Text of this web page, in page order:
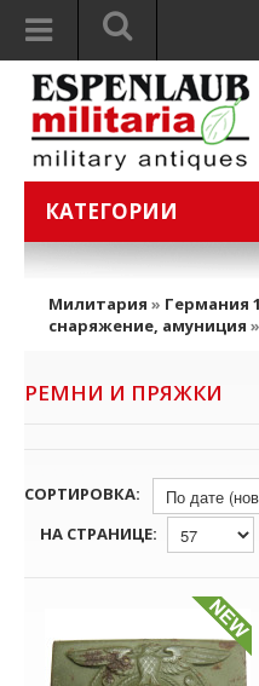
КАТЕГОРИИ
Милитария » Германия
снаряжение, амуниция »
РЕМНИ И ПРЯЖКИ
СОРТИРОВКА:
НА СТРАНИЦЕ: